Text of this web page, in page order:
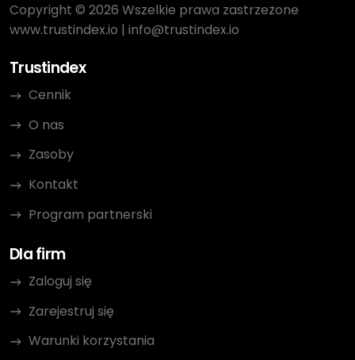
Copyright © 2026 Wszelkie prawa zastrzeżone
www.trustindex.io | info@trustindex.io
Trustindex
Cennik
O nas
Zasoby
Kontakt
Program partnerski
Dla firm
Zaloguj się
Zarejestruj się
Warunki korzystania